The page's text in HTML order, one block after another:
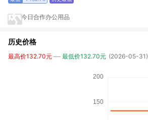
今日合作办公用品
历史价格
最高价132.70元 最低价132.70元 (2026-05-31)